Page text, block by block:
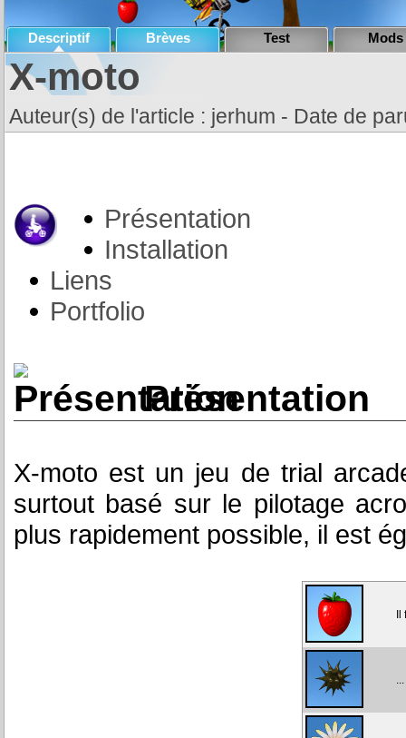
Descriptif Brèves Test Mods
X-moto
Auteur(s) de l'article : jerhum - Date de
Présentation
Installation
Liens
Portfolio
Présentation
X-moto est un jeu de trial
surtout basé sur le pilotage
plus rapidement possible, il est